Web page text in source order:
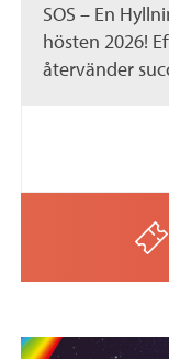
SOS – En
hösten 2026!
återvänder